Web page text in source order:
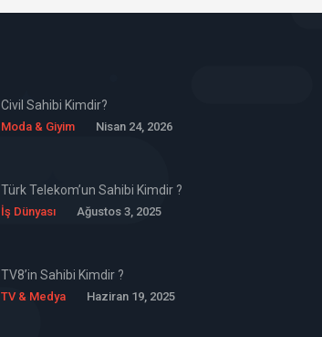
Civil Sahibi Kimdir?
Moda & Giyim Nisan 24, 2026
Türk Telekom’un Sahibi Kimdir ?
İş Dünyası Ağustos 3, 2025
TV8’in Sahibi Kimdir ?
TV & Medya Haziran 19, 2025